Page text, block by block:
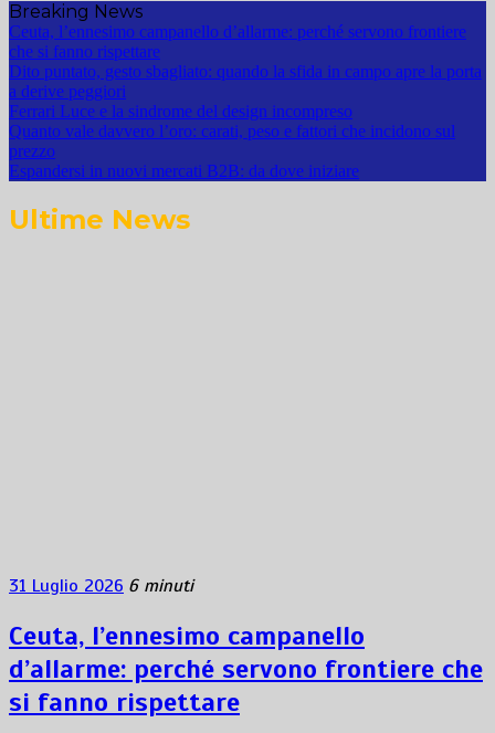
Breaking News
Ceuta, l’ennesimo campanello d’allarme: perché servono frontiere
che si fanno rispettare
Dito puntato, gesto sbagliato: quando la sfida in campo apre la porta
a derive peggiori
Ferrari Luce e la sindrome del design incompreso
Quanto vale davvero l’oro: carati, peso e fattori che incidono sul
prezzo
Espandersi in nuovi mercati B2B: da dove iniziare
Ultime News
31 Luglio 2026 6 minuti
Ceuta, l’ennesimo campanello
d’allarme: perché servono frontiere che
si fanno rispettare